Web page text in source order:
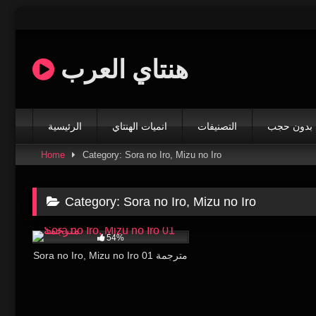
هنتاي العرب
الرئيسية انميات الهنتاي التصنيفات بدون حجب
Home Category: Sora no Iro, Mizu no Iro
Category: Sora no Iro, Mizu no Iro
54%
Sora no Iro, Mizu no Iro 01 مترجمة